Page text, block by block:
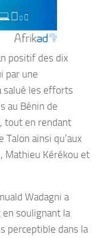
positif des dix
par une
salué les efforts
au Bénin de
tout en rendant
ainsi qu’aux
Mathieu Kérékou et
Wadagni a
soulignant la
perceptible dans la